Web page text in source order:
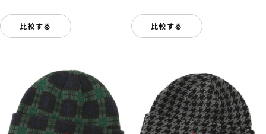
比較する 比較する